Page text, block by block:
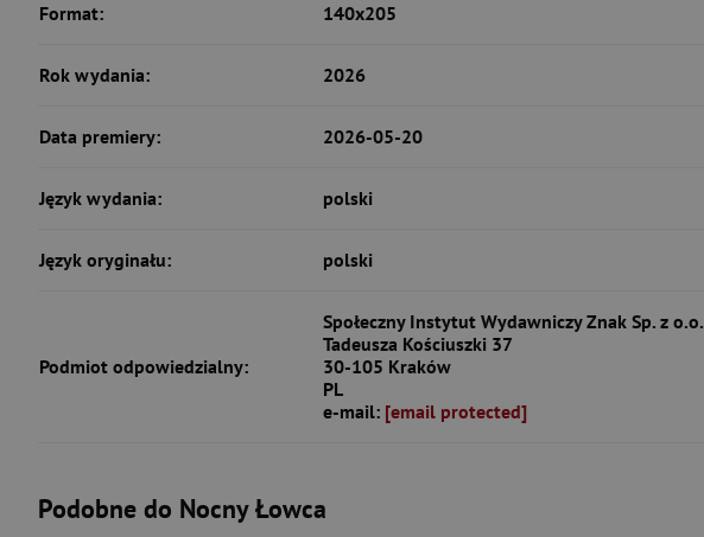
Format: 140x205
Rok wydania: 2026
Data premiery: 2026-05-20
Język wydania: polski
Język oryginału: polski
Podmiot odpowiedzialny:
Społeczny Instytut Wydawniczy Znak Sp. z o.o.
Tadeusza Kościuszki 37
30-105 Kraków
PL
e-mail: [email protected]
Podobne do Nocny Łowca